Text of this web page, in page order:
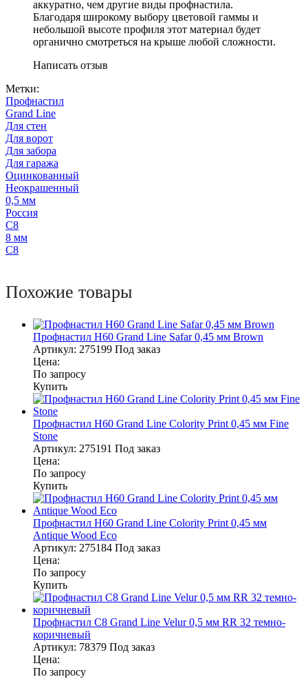
аккуратно, чем другие виды профнастила.
Благодаря широкому выбору цветовой гаммы и
небольшой высоте профиля этот материал будет
органично смотреться на крыше любой сложности.
Написать отзыв
Метки:
Профнастил
Grand Line
Для стен
Для ворот
Для забора
Для гаража
Оцинкованный
Неокрашенный
0,5 мм
Россия
С8
8 мм
С8
Похожие товары
Профнастил Н60 Grand Line Safar 0,45 мм Brown
Артикул: 275199 Под заказ
Цена:
По запросу
Купить
Профнастил Н60 Grand Line Colority Print 0,45 мм Fine
Stone
Артикул: 275191 Под заказ
Цена:
По запросу
Купить
Профнастил Н60 Grand Line Colority Print 0,45 мм
Antique Wood Eco
Артикул: 275184 Под заказ
Цена:
По запросу
Купить
Профнастил С8 Grand Line Velur 0,5 мм RR 32 темно-
коричневый
Артикул: 78379 Под заказ
Цена:
По запросу